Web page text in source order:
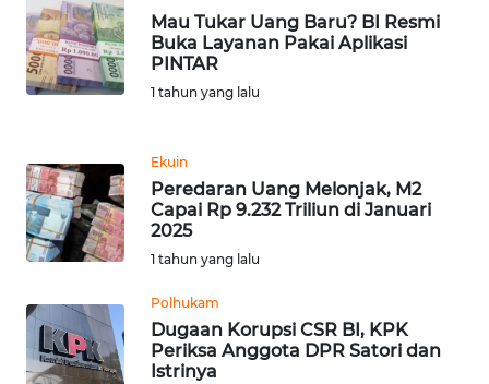
Mau Tukar Uang Baru? BI Resmi
Buka Layanan Pakai Aplikasi
PINTAR
1 tahun yang lalu
Ekuin
Peredaran Uang Melonjak, M2
Capai Rp 9.232 Triliun di Januari
2025
1 tahun yang lalu
Polhukam
Dugaan Korupsi CSR BI, KPK
Periksa Anggota DPR Satori dan
Istrinya
BANTEN
WN
WN
KEPRI
WN
PAPUA
WN
PAPUA
BARAT